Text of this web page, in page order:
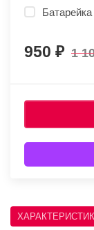
950 1